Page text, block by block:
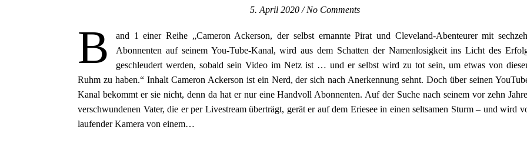
5. April 2020 / No Comments
B
and 1 einer Reihe „Cameron Ackerson, der selbst ernannte Pirat und Cleveland-Abenteurer mit
Abonnenten auf seinem You-Tube-Kanal, wird aus dem Schatten der Namenlosigkeit ins Licht des
geschleudert werden, sobald sein Video im Netz ist … und er selbst wird zu tot sein, um etwas von
Ruhm zu haben.“ Inhalt Cameron Ackerson ist ein Nerd, der sich nach Anerkennung sehnt. Doch über seinen
Kanal bekommt er sie nicht, denn da hat er nur eine Handvoll Abonnenten. Auf der Suche nach seinem vor zehn
verschwundenen Vater, die er per Livestream überträgt, gerät er auf dem Eriesee in einen seltsamen Sturm – und wird
laufender Kamera von einem…